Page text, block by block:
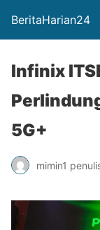
BeritaHarian24
Infinix
5G+
mimin1